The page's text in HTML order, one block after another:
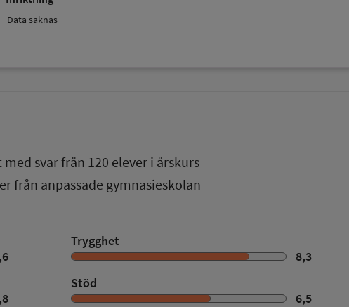
Data saknas
svar från 120 elever i årskurs
från anpassade gymnasieskolan
Trygghet
8,3
Stöd
6,5